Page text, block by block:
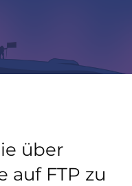
über
auf FTP zu